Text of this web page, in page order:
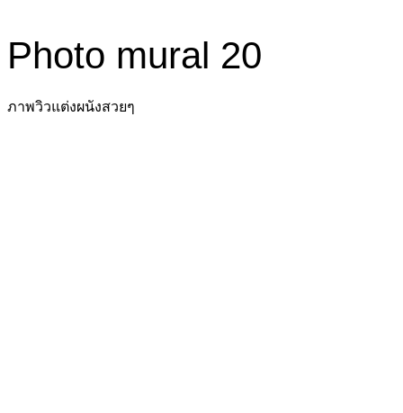
Photo mural 20
ภาพวิวแต่งผนังสวยๆ